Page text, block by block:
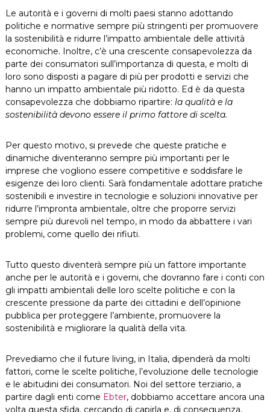
Le autorità e i governi di molti paesi stanno adottando
politiche e normative sempre più stringenti per promuovere
la sostenibilità e ridurre l’impatto ambientale delle attività
economiche. Inoltre, c’è una crescente consapevolezza da
parte dei consumatori sull’importanza di questa, e molti di
loro sono disposti a pagare di più per prodotti e servizi che
hanno un impatto ambientale più ridotto. Ed è da questa
consapevolezza che dobbiamo ripartire: la qualità e la
sostenibilità devono essere il primo fattore di scelta.
Per questo motivo, si prevede che queste pratiche e
dinamiche diventeranno sempre più importanti per le
imprese che vogliono essere competitive e soddisfare le
esigenze dei loro clienti. Sarà fondamentale adottare pratiche
sostenibili e investire in tecnologie e soluzioni innovative per
ridurre l’impronta ambientale, oltre che proporre servizi
sempre più durevoli nel tempo, in modo da abbattere i vari
problemi, come quello dei rifiuti.
Tutto questo diventerà sempre più un fattore importante
anche per le autorità e i governi, che dovranno fare i conti con
gli impatti ambientali delle loro scelte politiche e con la
crescente pressione da parte dei cittadini e dell’opinione
pubblica per proteggere l’ambiente, promuovere la
sostenibilità e migliorare la qualità della vita.
Prevediamo che il future living, in Italia, dipenderà da molti
fattori, come le scelte politiche, l’evoluzione delle tecnologie
e le abitudini dei consumatori. Noi del settore terziario, a
partire dagli enti come Ebter, dobbiamo accettare ancora una
volta questa sfida, cercando di capirla e, di conseguenza,